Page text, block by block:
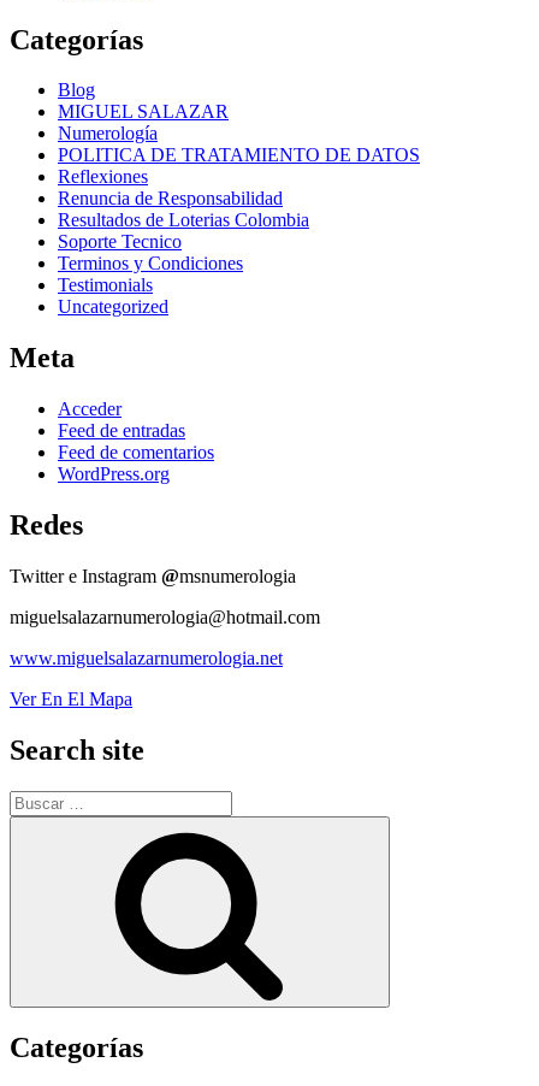
Categorías
Blog
MIGUEL SALAZAR
Numerología
POLITICA DE TRATAMIENTO DE DATOS
Reflexiones
Renuncia de Responsabilidad
Resultados de Loterias Colombia
Soporte Tecnico
Terminos y Condiciones
Testimonials
Uncategorized
Meta
Acceder
Feed de entradas
Feed de comentarios
WordPress.org
Redes
Twitter e Instagram @msnumerologia
miguelsalazarnumerologia@hotmail.com
www.miguelsalazarnumerologia.net
Ver En El Mapa
Search site
Buscar
por:
Categorías